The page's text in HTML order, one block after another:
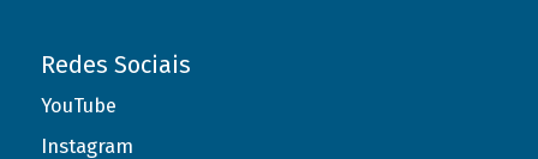
Redes Sociais
YouTube
Instagram